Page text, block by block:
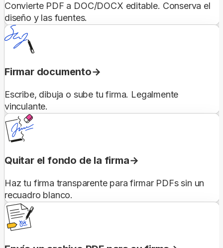
Convierte PDF a DOC/DOCX editable. Conserva el
diseño y las fuentes.
Firmar documento
Escribe, dibuja o sube tu firma. Legalmente
vinculante.
Quitar el fondo de la firma
Haz tu firma transparente para firmar PDFs sin un
recuadro blanco.